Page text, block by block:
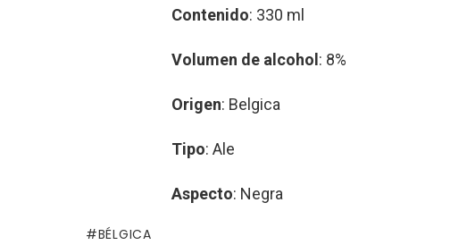
Contenido: 330 ml
Volumen de alcohol : 8%
Origen: Belgica
Tipo: Ale
Aspecto: Negra
BÉLGICA